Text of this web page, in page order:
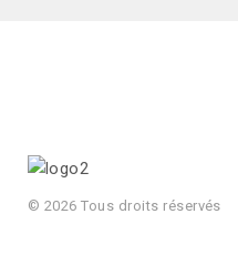
© 2026 Tous droits réservés